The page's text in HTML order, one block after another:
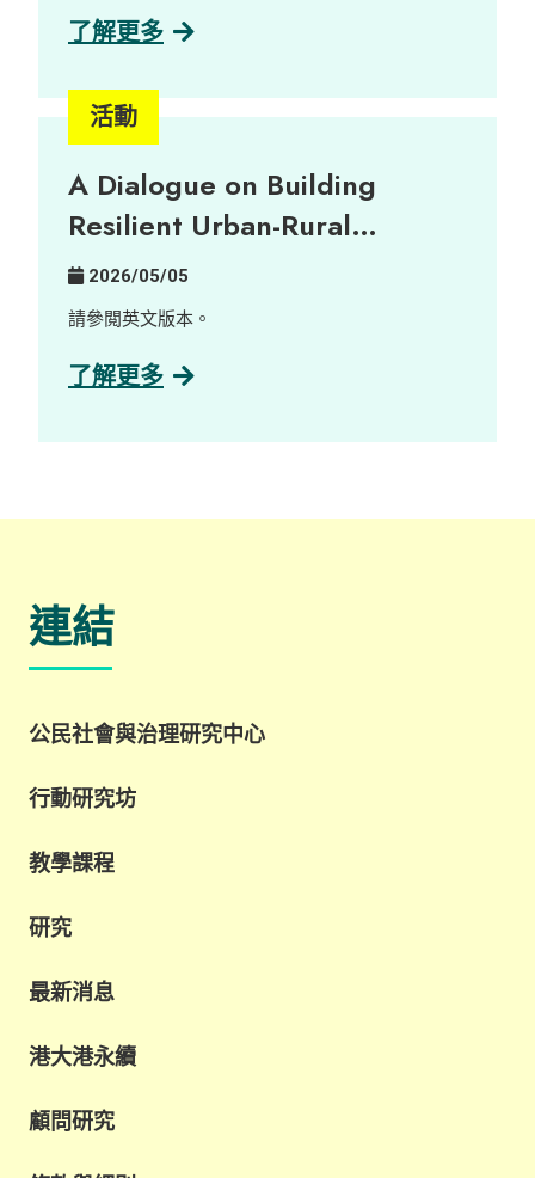
擁有三百年歷史的客家古村——荔枝窩，展開了沉
大自然三大核心元素——泥土、植物與聲音的當代
藝術作品。 由萃取自在地植物的天然染料，到記錄
溫柔而深刻的感官視角，帶領大家反思鄉郊永續發
展與社區韌性。 展覽詳情： 日期： 2026年6月16
日至23日 時間： 上午 10:00 至 晚上 9:00 地點：
中環藝穗會 陳麗玲畫廊（Google 地圖） 歡迎瀏覽
展覽專頁了解更多：
了解更多
活動
A Dialogue on Building
Resilient Urban-Rural
Partnerships
2026/05/05
請參閲英文版本。
了解更多
連結
公民社會與治理研究中心
行動研究坊
教學課程
研究
最新消息
港大港永續
顧問研究